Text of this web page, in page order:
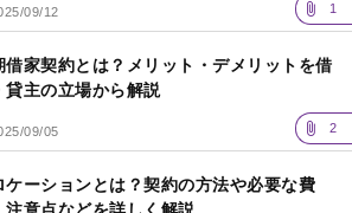
09/12 1
借家契約とは？メリット・デメリットを借
貸主の立場から解説
09/05 2
ケーションとは？契約の方法や必要な費
注意点などを詳しく解説